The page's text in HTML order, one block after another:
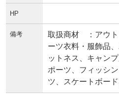
HP
備考
取扱商材 ：アウト
ーツ衣料・服飾品
ットネス、キャン
ポーツ、フィッシ
ツ、スケートボー